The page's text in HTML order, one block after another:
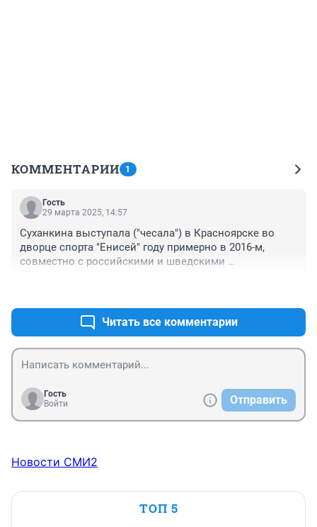
КОММЕНТАРИИ 1
Гость
29 марта 2025, 14:57
Суханкина выступала ("чесала") в Красноярске во
дворце спорта "Енисей" году примерно в 2016-м,
совместно с российскими и шведскими
трудом из за жировых складок, зачем тогда было
одевать обтягивающее платье. одевай как Кадышева
сарафан.
Хоть бы фанеру потрудились достать из более ранних
концертов, всё было не так стрёмно. Концерт
выручили шведы ( "Е-Туре" и вторую запамятовал).
Читать все комментарии
Гость
Войти
Отправить
Новости СМИ2
ТОП 5